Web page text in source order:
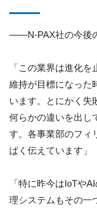
――N-PAX社の今後
「この業界は進化
維持が目標になった
います。とにかく失
何らかの違いを出し
す。各事業部のフィ
ぱく伝えています」
「特に昨今はIoTや
理システムもその一